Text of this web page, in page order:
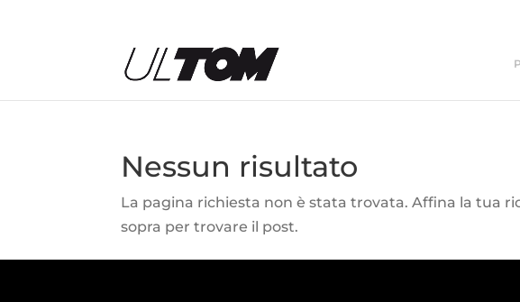
Nessun risultato
La pagina richiesta non è stata trovata. Affina la tua
sopra per trovare il post.